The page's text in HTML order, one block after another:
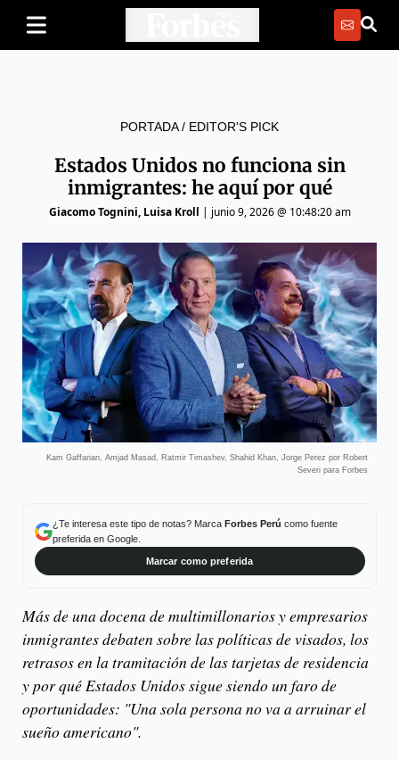
PORTADA/ EDITOR'S PICK
Estados Unidos no funciona sin
inmigrantes: he aquí por qué
Giacomo Tognini, Luisa Kroll | junio 9, 2026 @ 10:48:20 am
Kam Gaffarian, Amjad Masad, Ratmir Timashev, Shahid Khan, Jorge Perez por Robert
Severi para Forbes
¿Te interesa este tipo de notas? Marca Forbes Perú como fuente
preferida en Google.
Marcar como preferida
Más de una docena de multimillonarios y empresarios
inmigrantes debaten sobre las políticas de visados, los
retrasos en la tramitación de las tarjetas de residencia
y por qué Estados Unidos sigue siendo un faro de
oportunidades: "Una sola persona no va a arruinar el
sueño americano".